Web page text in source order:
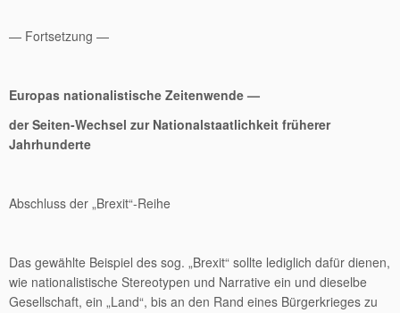
— Fortsetzung —
Europas nationalistische Zeitenwende —
der Seiten-Wechsel zur Nationalstaatlichkeit früherer
Jahrhunderte
Abschluss der „Brexit“-Reihe
Das gewählte Beispiel des sog. „Brexit“ sollte lediglich dafür dienen,
wie nationalistische Stereotypen und Narrative ein und dieselbe
Gesellschaft, ein „Land“, bis an den Rand eines Bürgerkrieges zu